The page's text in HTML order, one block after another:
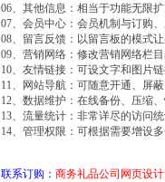
06、其他信息：相当于功能无限
07、会员中心：会员机制与订购
08、留言反馈：以留言板的模式
09、营销网络：修改营销网络栏
10、友情链接：可设文字和图片
11、网站导航：可随意开通、屏
12、数据维护：在线备份、压缩
13、流量统计：非常详尽的访问
14、管理权限：可根据需要增设
联系订购： 商务礼品公司网页设计